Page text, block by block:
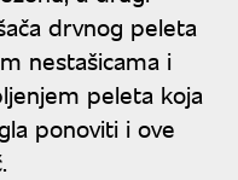
drvnog peleta
nestašicama i
peleta koja
ponoviti i ove